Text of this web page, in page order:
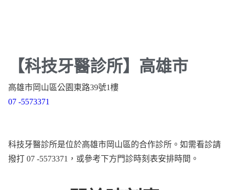
【科技牙醫診所】高雄市
高雄市岡山區公園東路39號1樓
07 -5573371
科技牙醫診所是位於高雄市岡山區的合作診所。如需看診請
撥打 07 -5573371，或參考下方門診時刻表安排時間。